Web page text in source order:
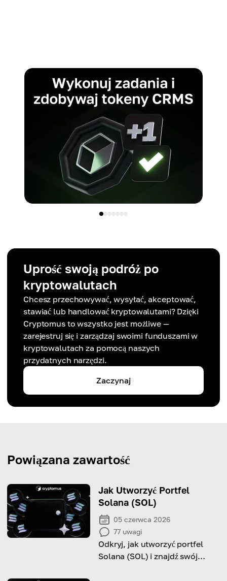
Uprość swoją podróż po
kryptowalutach
Chcesz przechowywać, wysyłać, akceptować,
stawiać lub handlować kryptowalutami? Dzięki
Cryptomus to wszystko jest możliwe —
zarejestruj się i zarządzaj swoimi funduszami w
kryptowalutach za pomocą naszych
przydatnych narzędzi.
Zaczynaj
Powiązana zawartość
Jak Utworzyć Portfel
Solana (SOL)
05 czerwca 2026
77 uwagi
Odkryj, jak utworzyć portfel
Solana (SOL) i znajdź swój